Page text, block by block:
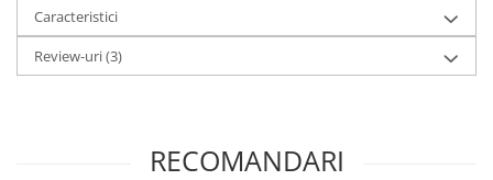
Caracteristici
Review-uri(3)
RECOMANDARI